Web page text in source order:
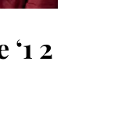
2